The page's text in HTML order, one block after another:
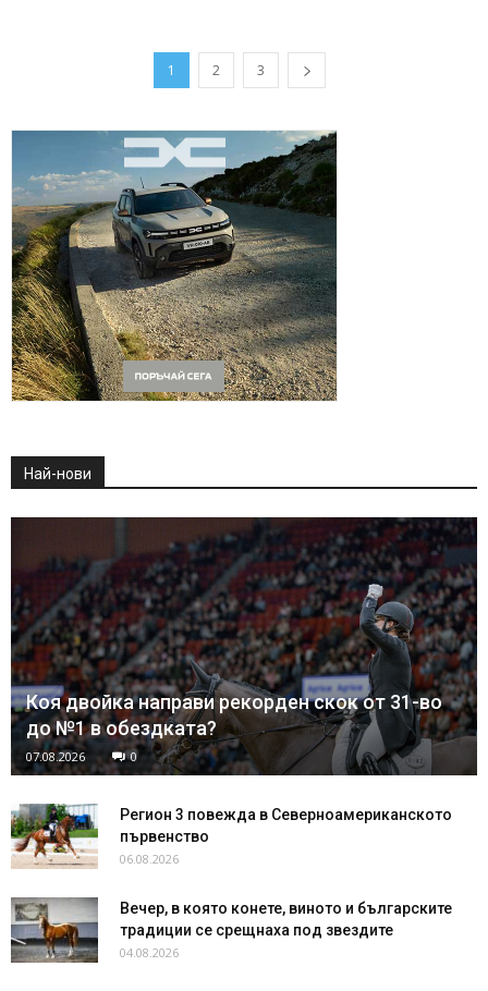
1 2 3
Най-нови
Коя двойка направи рекорден скок от 31-во
до №1 в обездката?
07.08.2026 0
Регион 3 повежда в Северноамериканското
първенство
06.08.2026
Вечер, в която конете, виното и българските
традиции се срещнаха под звездите
04.08.2026